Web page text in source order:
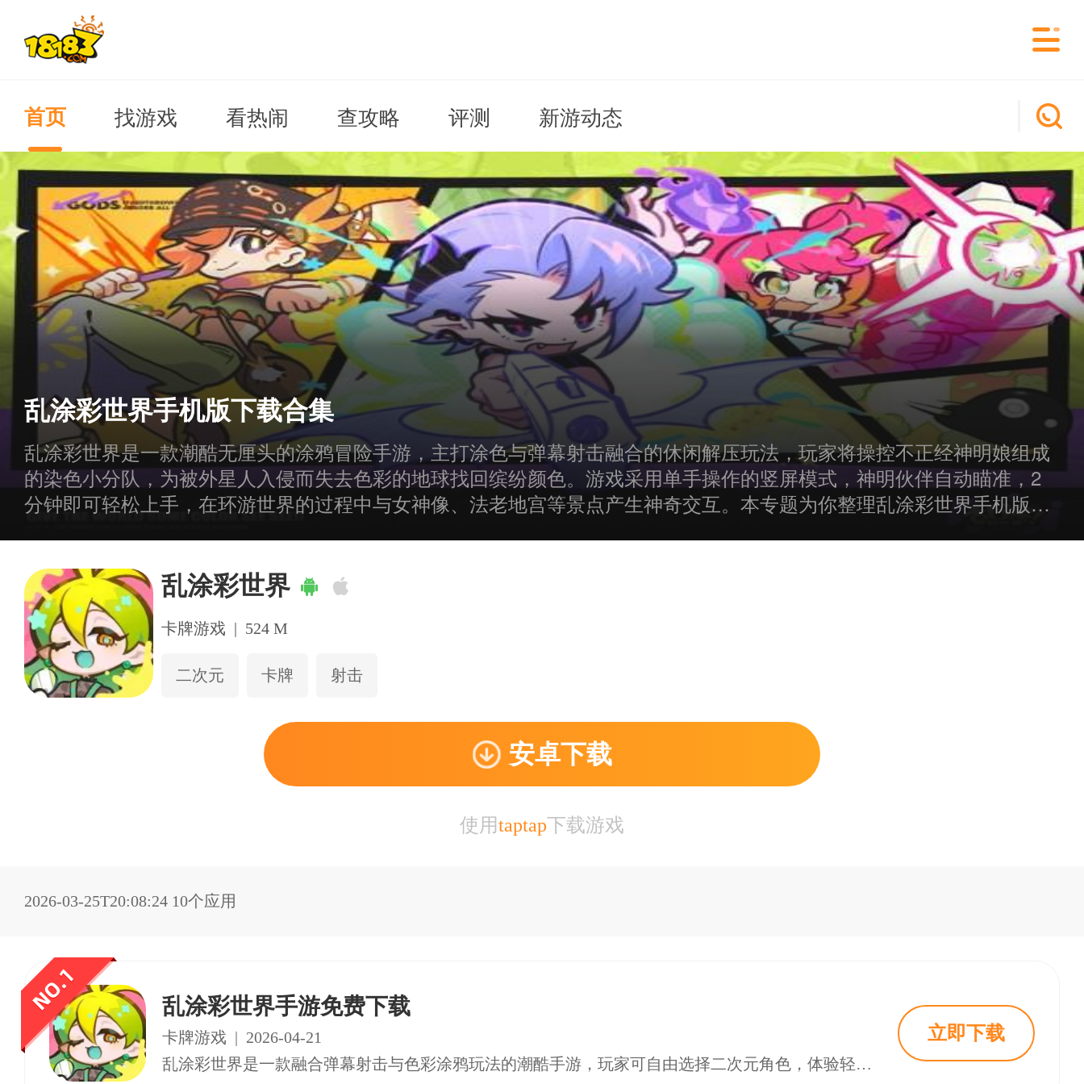
首页 找游戏 看热闹 查攻略 评测 新游动态
乱涂彩世界手机版下载合集
乱涂彩世界是一款潮酷无厘头的涂鸦冒险手游，主打涂色与弹幕射击融合的休闲解压玩法，玩家将操控不正经神明娘组成
的染色小分队，为被外星人入侵而失去色彩的地球找回缤纷颜色。游戏采用单手操作的竖屏模式，神明伙伴自动瞄准，2
分钟即可轻松上手，在环游世界的过程中与女神像、法老地宫等景点产生神奇交互。本专题为你整理乱涂彩世界手机版下
乱涂彩世界
卡牌游戏 | 524 M
二次元 卡牌 射击
安卓下载
使用taptap下载游戏
2026-03-25T20:08:24 10个应用
乱涂彩世界手游免费下载
卡牌游戏 | 2026-04-21
乱涂彩世界是一款融合弹幕射击与色彩涂鸦玩法的潮酷手游，玩家可自由选择二次元角色，体验轻松解压的冒险乐趣。游戏支持单手操作，适合碎片时间游玩，内含丰富关卡和特色载具，带来独特的染色战斗体验。通过击败敌人和BOSS，为地球找回色彩，感受趣味十足的公费出差之旅。
立即下载